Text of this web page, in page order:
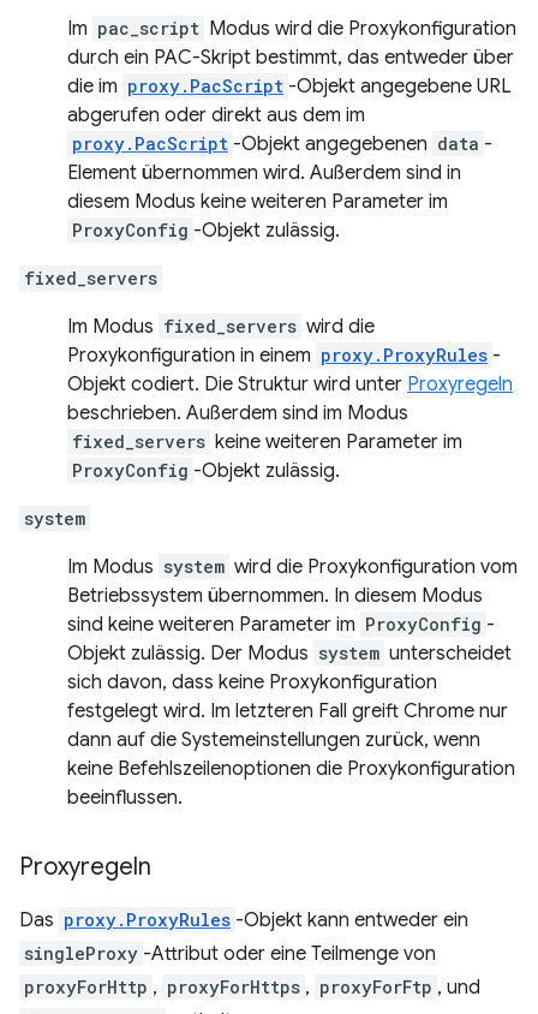
Im pac_script Modus wird die Proxykonfiguration
durch ein PAC-Skript bestimmt, das entweder über
die im proxy.PacScript -Objekt angegebene URL
abgerufen oder direkt aus dem im
proxy.PacScript -Objekt angegebenen data -
Element übernommen wird. Außerdem sind in
diesem Modus keine weiteren Parameter im
ProxyConfig -Objekt zulässig.
fixed_servers
Im Modus fixed_servers wird die
Proxykonfiguration in einem proxy.ProxyRules -
Objekt codiert. Die Struktur wird unter Proxyregeln
beschrieben. Außerdem sind im Modus
fixed_servers keine weiteren Parameter im
ProxyConfig -Objekt zulässig.
system
Im Modus system wird die Proxykonfiguration vom
Betriebssystem übernommen. In diesem Modus
sind keine weiteren Parameter im ProxyConfig -
Objekt zulässig. Der Modus system unterscheidet
sich davon, dass keine Proxykonfiguration
festgelegt wird. Im letzteren Fall greift Chrome nur
dann auf die Systemeinstellungen zurück, wenn
keine Befehlszeilenoptionen die Proxykonfiguration
beeinflussen.
Proxyregeln
Das proxy.ProxyRules -Objekt kann entweder ein
singleProxy -Attribut oder eine Teilmenge von
proxyForHttp , proxyForHttps , proxyForFtp , und